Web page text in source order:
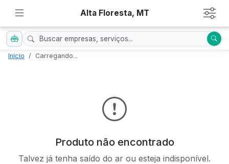
Alta Floresta, MT
Início Carregando...
Produto não encontrado
Talvez já tenha saído do ar ou esteja indisponível.